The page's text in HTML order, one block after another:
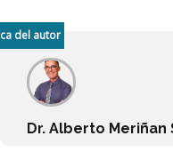
del autor
Dr. Alberto Meriñan